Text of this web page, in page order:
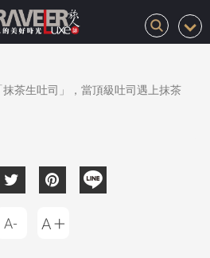
茶生吐司」，當頂級吐司遇上抹茶